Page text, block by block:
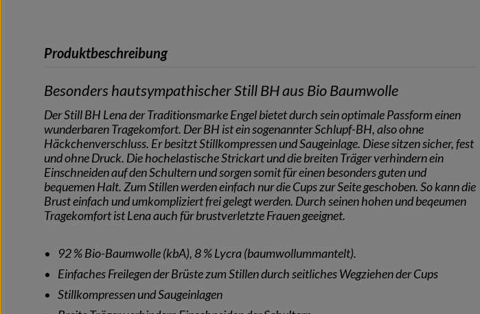
Produktbeschreibung
Besonders hautsympathischer Still BH aus Bio Baumwolle
Der Still BH Lena der Traditionsmarke Engel bietet durch sein optimale Passform einen
wunderbaren Tragekomfort. Der BH ist ein sogenannter Schlupf-BH, also ohne
Häckchenverschluss. Er besitzt Stillkompressen und Saugeinlage. Diese sitzen sicher, fest
und ohne Druck. Die hochelastische Strickart und die breiten Träger verhindern ein
Einschneiden auf den Schultern und sorgen somit für einen besonders guten und
bequemen Halt. Zum Stillen werden einfach nur die Cups zur Seite geschoben. So kann die
Brust einfach und umkompliziert frei gelegt werden. Durch seinen hohen und beqeumen
Tragekomfort ist Lena auch für brustverletzte Frauen geeignet.
92 % Bio-Baumwolle (kbA), 8 % Lycra (baumwollummantelt).
Einfaches Freilegen der Brüste zum Stillen durch seitliches Wegziehen der Cups
Stillkompressen und Saugeinlagen